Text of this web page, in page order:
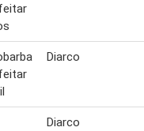
Diarco
Diarco